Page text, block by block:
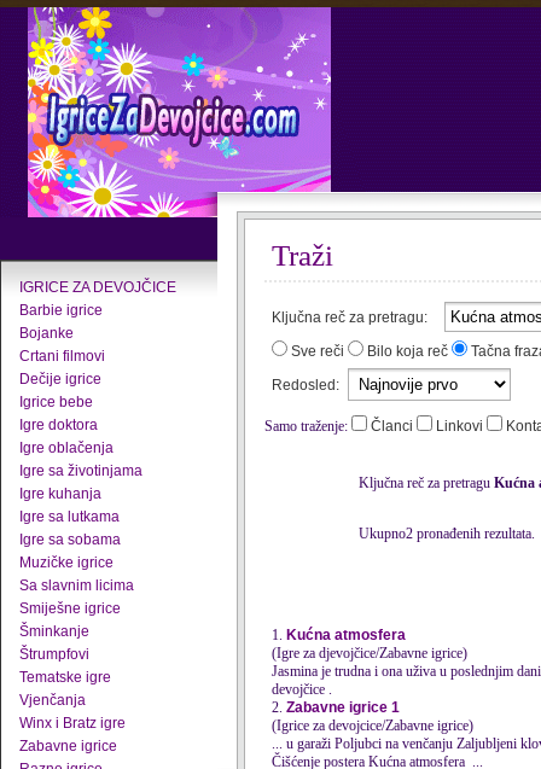
IGRICE ZA DEVOJČICE
Barbie igrice
Bojanke
Crtani filmovi
Dečije igrice
Igrice bebe
Igre doktora
Igre oblačenja
Igre sa životinjama
Igre kuhanja
Igre sa lutkama
Igre sa sobama
Muzičke igrice
Sa slavnim licima
Smiješne igrice
Šminkanje
Štrumpfovi
Tematske igre
Vjenčanja
Winx i Bratz igre
Zabavne igrice
Traži
Ključna reč za pretragu:
Sve reči
Bilo koja reč
Tačna
Redosled:
Samo traženje: Članci Linkovi
Ključna reč za pretragu Kućna
Ukupno2 pronađenih rezultata.
1. Kućna atmosfera
(Igre za djevojčice/Zabavne igrice)
Jasmina je trudna i ona uživa u poslednjim
devojčice .
2. Zabavne igrice 1
(Igrice za devojcice/Zabavne igrice)
... u garaži Poljubci na venčanju Zaljubljeni klovnovi Princezine priče Tura među delfinima Svet igračaka Nahrani nas Ljubljenje sa sirenom
Čišćenje postera Kućna atmosfera ...